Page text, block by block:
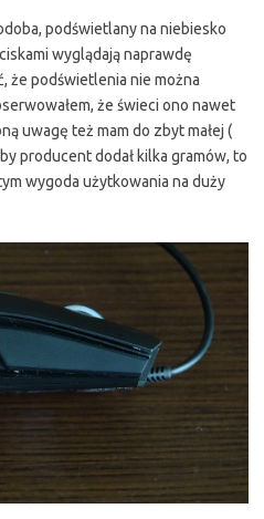
podświetlany na niebiesko
wyglądają naprawdę
że podświetlenia nie można
że świeci ono nawet
uwagę też mam do zbyt małej (
producent dodał kilka gramów, to
wygoda użytkowania na duży